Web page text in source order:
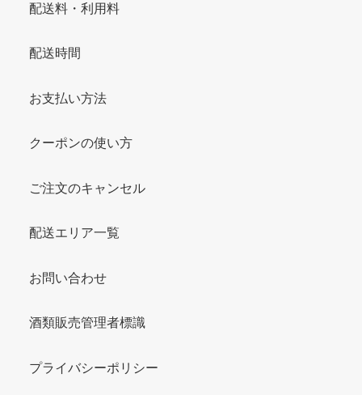
配送料・利用料
配送時間
お支払い方法
クーポンの使い方
ご注文のキャンセル
配送エリア一覧
お問い合わせ
酒類販売管理者標識
プライバシーポリシー